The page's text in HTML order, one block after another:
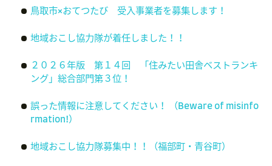
鳥取市×おてつたび 受入事業者を募集します！
地域おこし協力隊が着任しました！！
２０２６年版 第１４回 「住みたい田舎ベストランキ
ング」総合部門第３位！
誤った情報に注意してください！ （Beware of misinfo
rmation!）
地域おこし協力隊募集中！！（福部町・青谷町）